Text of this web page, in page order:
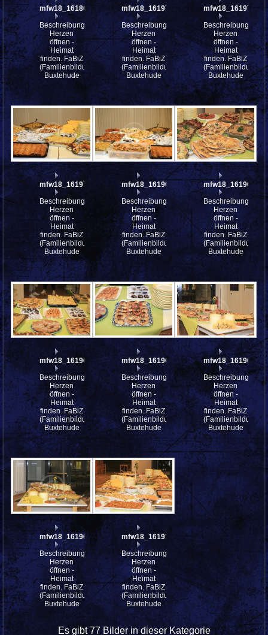
mfw18_161866
Beschreibung:
Herzen
öffnen -
Heimat
finden. FaBiZ
(Familienbildungszentrum)
Buxtehude
mfw18_161972
Beschreibung:
Herzen
öffnen -
Heimat
finden. FaBiZ
(Familienbildungszentrum)
Buxtehude
mfw18_161971
Beschreibung:
Herzen
öffnen -
Heimat
finden. FaBiZ
Buxtehude
mfw18_161970
Beschreibung:
Herzen
öffnen -
Heimat
finden. FaBiZ
(Familienbildungszentrum)
Buxtehude
mfw18_161969
Beschreibung:
Herzen
öffnen -
Heimat
finden. FaBiZ
(Familienbildungszentrum)
Buxtehude
mfw18_161968
Beschreibung:
Herzen
öffnen -
Heimat
finden. FaBiZ
Buxtehude
mfw18_161966
Beschreibung:
Herzen
öffnen -
Heimat
finden. FaBiZ
(Familienbildungszentrum)
Buxtehude
mfw18_161965
Beschreibung:
Herzen
öffnen -
Heimat
finden. FaBiZ
(Familienbildungszentrum)
Buxtehude
mfw18_161964
Beschreibung:
Herzen
öffnen -
Heimat
finden. FaBiZ
Buxtehude
mfw18_161963
Beschreibung:
Herzen
öffnen -
Heimat
finden. FaBiZ
(Familienbildungszentrum)
Buxtehude
mfw18_161973
Beschreibung:
Herzen
öffnen -
Heimat
finden. FaBiZ
(Familienbildungszentrum)
Buxtehude
Es gibt 77 Bilder in dieser Kategorie